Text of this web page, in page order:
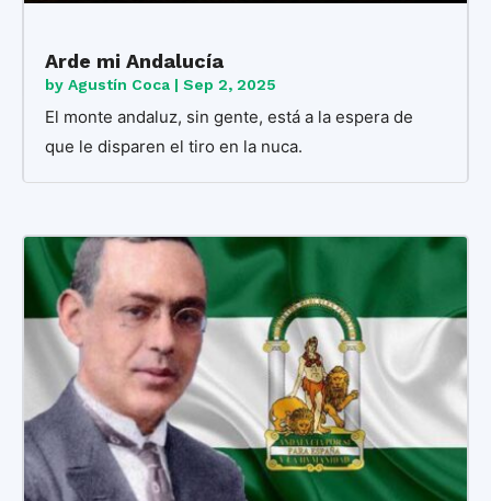
Arde mi Andalucía
by Agustín Coca | Sep 2, 2025
El monte andaluz, sin gente, está a la espera de
que le disparen el tiro en la nuca.